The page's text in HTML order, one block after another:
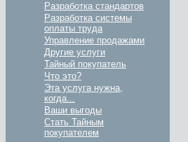
Разработка стандартов
Разработка системы
оплаты труда
Управление продажами
Другие услуги
Тайный покупатель
Что это?
Эта услуга нужна,
когда...
Ваши выгоды
Стать Тайным
покупателем